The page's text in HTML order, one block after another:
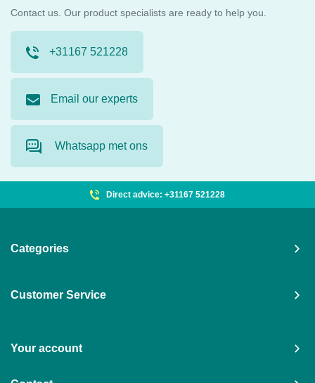
Contact us. Our product specialists are ready to help you.
+31167 521228
Email our experts
Whatsapp met ons
Direct advice: +31167 521228
Categories
Customer Service
Your account